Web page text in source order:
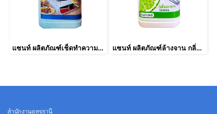
แซนท์ ผลิตภัณฑ์เช็ดทำความสะอาดโต๊ะอาหาร กลิ่นออริจินอล ขนาดบรรจุ 4 ลิตร แซนท์ ผลิตภัณฑ์ล้างจาน กลิ่นมะนาว ขนาดบรรจุ 4 ลิตร
สำนักงานอุดรธานี